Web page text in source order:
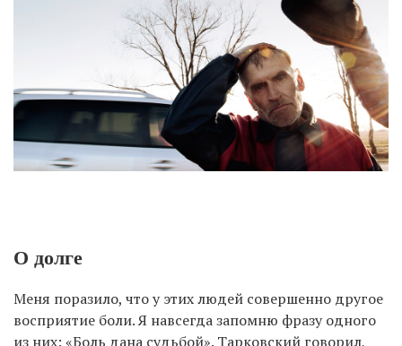
О долге
Меня поразило, что у этих людей совершенно другое
восприятие боли. Я навсегда запомню фразу одного
из них: «Боль дана судьбой». Тарковский говорил,